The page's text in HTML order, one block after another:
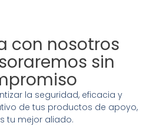
con nosotros
sin
la seguridad, eficacia y
de tus productos de apoyo,
tu mejor aliado.